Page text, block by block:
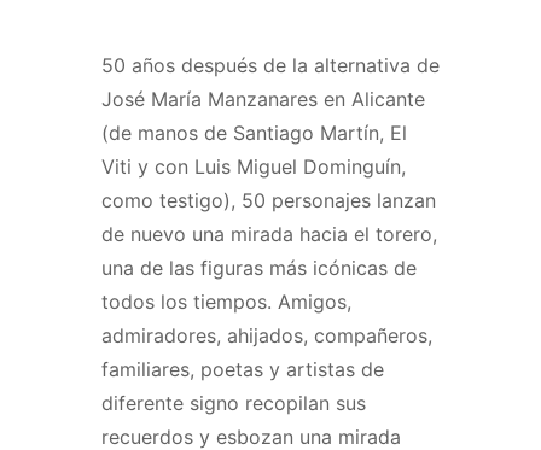
50 años después de la alternativa de
José María Manzanares en Alicante
(de manos de Santiago Martín, El
Viti y con Luis Miguel Dominguín,
como testigo), 50 personajes lanzan
de nuevo una mirada hacia el torero,
una de las figuras más icónicas de
todos los tiempos. Amigos,
admiradores, ahijados, compañeros,
familiares, poetas y artistas de
diferente signo recopilan sus
recuerdos y esbozan una mirada